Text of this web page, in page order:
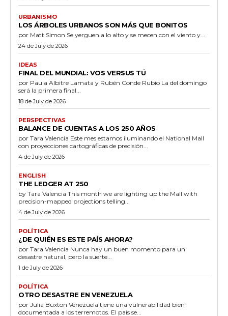
URBANISMO
LOS ÁRBOLES URBANOS SON MÁS QUE BONITOS
por Matt Simon Se yerguen a lo alto y se mecen con el viento y...
24 de July de 2026
IDEAS
FINAL DEL MUNDIAL: VOS VERSUS TÚ
por Paula Albitre Lamata y Rubén Conde Rubio La del domingo
será la primera final...
18 de July de 2026
PERSPECTIVAS
BALANCE DE CUENTAS A LOS 250 AÑOS
por Tara Valencia Este mes estamos iluminando el National Mall
con proyecciones cartográficas de precisión...
4 de July de 2026
ENGLISH
THE LEDGER AT 250
by Tara Valencia This month we are lighting up the Mall with
precision-mapped projections telling...
4 de July de 2026
POLÍTICA
¿DE QUIÉN ES ESTE PAÍS AHORA?
por Tara Valencia Nunca hay un buen momento para un
desastre natural, pero la suerte...
1 de July de 2026
POLÍTICA
OTRO DESASTRE EN VENEZUELA
por Julia Buxton Venezuela tiene una vulnerabilidad bien
documentada a los terremotos. El país se...